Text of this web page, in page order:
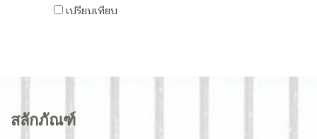
เปรียบเทียบ
สลักภัณฑ์